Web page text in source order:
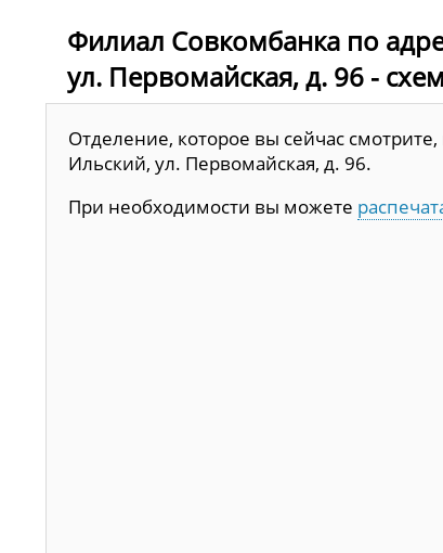
Филиал Совкомбанка по
ул. Первомайская, д. 96 -
Отделение, которое вы сейчас
Ильский, ул. Первомайская, д. 96.
При необходимости вы можете